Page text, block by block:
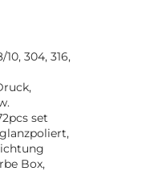
304, 316,
set
Box,